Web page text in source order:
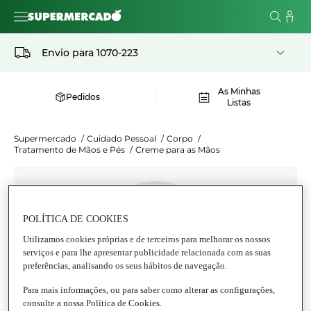
Envio para 1070-223
Pedidos
As Minhas
Listas
Supermercado / Cuidado Pessoal / Corpo /
Tratamento de Mãos e Pés / Creme para as Mãos
POLÍTICA DE COOKIES
Utilizamos cookies próprias e de terceiros para melhorar os nossos
serviços e para lhe apresentar publicidade relacionada com as suas
preferências, analisando os seus hábitos de navegação.
Para mais informações, ou para saber como alterar as configurações,
consulte a nossa Política de Cookies.